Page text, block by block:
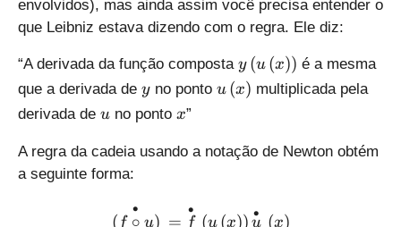
t
\
r
i
t
t
a
u
envolvidos), mas ainda assim você precisa entender o
que Leibniz estava dizendo com o regra. Ele diz:
“A derivada da função composta y
\
l
t
\
y (u (x)) é a mesma
que a derivada de y
yno ponto u
e
u (x) multiplicada pela
derivada de u
u no ponto x
x”
A regra da cadeia usando a notação de Newton obtém
a seguinte forma:
\overset{\bullet
( f ∘ u)
∙
= f
∙
(u (x)) u
∙ (x)